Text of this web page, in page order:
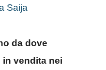
Saija
da dove
vendita nei